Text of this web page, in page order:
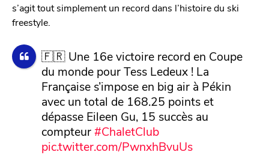
s’agit tout simplement un record dans l’histoire du ski
freestyle.
🇫🇷 Une 16e victoire record en Coupe
du monde pour Tess Ledeux ! La
Française s’impose en big air à Pékin
avec un total de 168.25 points et
dépasse Eileen Gu, 15 succès au
compteur#ChaletClub
pic.twitter.com/PwnxhBvuUs